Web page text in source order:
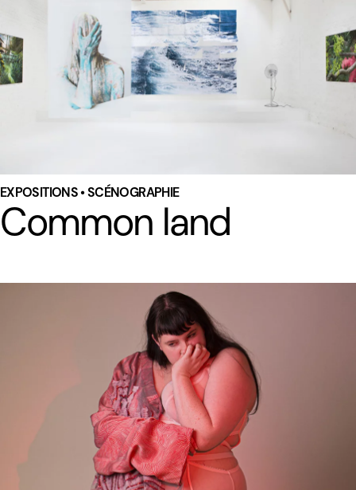
EXPOSITIONS • SCÉNOGRAPHIE
Common land